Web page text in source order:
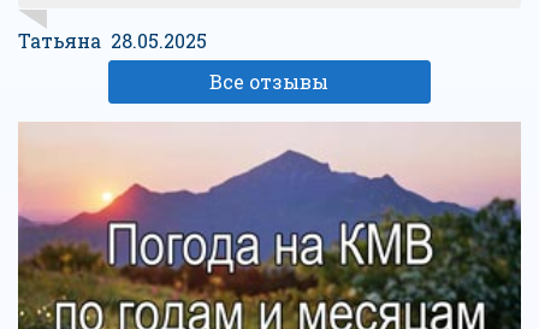
Татьяна 28.05.2025
Все отзывы